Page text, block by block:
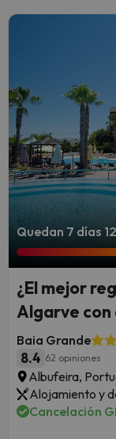
Quedan 7 días
¿El mejor
Algarve con
Baia Grande
8.4 62 opiniones
Albufeira,
Alojamiento y
Cancelación